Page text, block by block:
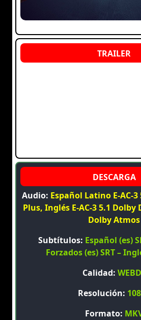
Audio: Español Latino E-AC-
Plus, Inglés E-AC-3 5.1
Dolby Atmos
Subtítulos: Español (es)
Forzados (es) SRT –
Calidad:
Resolución:
Formato: